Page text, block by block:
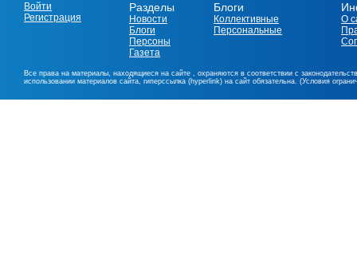
Войти
Регистрация
Разделы
Новости
Блоги
Персоны
Газета
Блоги
Коллективные
Персональные
О
Все права на материалы, находящиеся на сайте , охраняются в соответствии с
использовании материалов сайта, гиперссылка (hyperlink) на сайт обязательна. (Условия